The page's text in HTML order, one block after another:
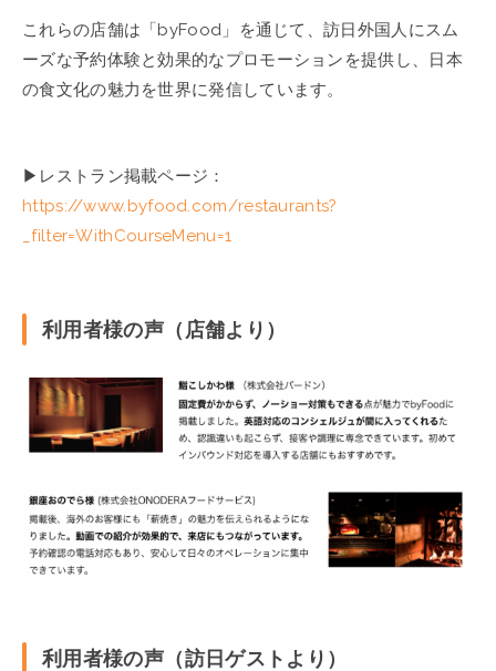
これらの店舗は「byFood」を通じて、訪日外国人にスム
ーズな予約体験と効果的なプロモーションを提供し、日本
の食文化の魅力を世界に発信しています。
▶︎レストラン掲載ページ：
https://www.byfood.com/restaurants?
_filter=WithCourseMenu=1
利用者様の声（店舗より）
利用者様の声（訪日ゲストより）